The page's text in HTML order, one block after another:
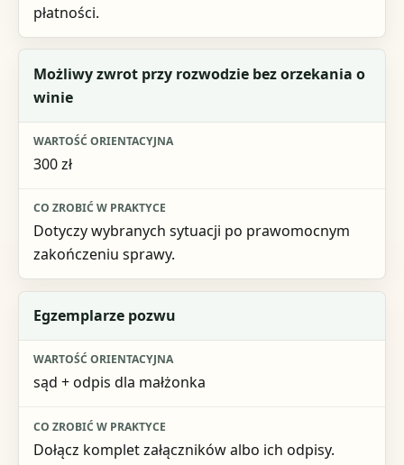
płatności.
Możliwy zwrot przy rozwodzie bez orzekania o
winie
300 zł
Dotyczy wybranych sytuacji po prawomocnym
zakończeniu sprawy.
Egzemplarze pozwu
sąd + odpis dla małżonka
Dołącz komplet załączników albo ich odpisy.